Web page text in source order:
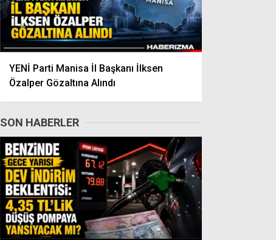
YENİ Parti Manisa İl Başkanı İlksen
Özalper Gözaltına Alındı
SON HABERLER